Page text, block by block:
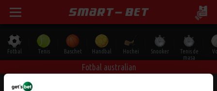
Fotbal Tenis Baschet Handbal Hochei Snooker
Tenis de
masa
Fotbal australian
Toate